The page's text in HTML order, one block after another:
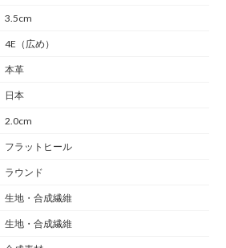
3.5cm
4E（広め）
本革
日本
2.0cm
フラットヒール
ラウンド
生地・合成繊維
生地・合成繊維